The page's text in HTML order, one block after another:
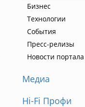
Бизнес
Технологии
События
Пресс-релизы
Новости
Медиа
Hi-Fi Профи